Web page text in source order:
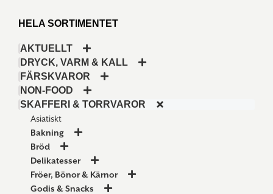
HELA SORTIMENTET
AKTUELLT
DRYCK, VARM & KALL
FÄRSKVAROR
NON-FOOD
SKAFFERI & TORRVAROR
Asiatiskt
Bakning
Bröd
Delikatesser
Fröer, Bönor & Kärnor
Godis & Snacks